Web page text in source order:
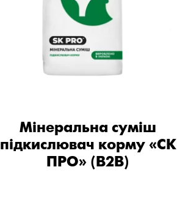
Мінеральна суміш
підкислювач корму «СК
ПРО» (B2B)